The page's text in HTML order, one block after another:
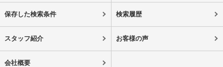
保存した検索条件 検索履歴
スタッフ紹介 お客様の声
会社概要